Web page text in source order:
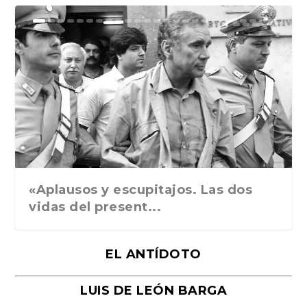
Ground Rules. Alejan...
«Rafael: Poesía subl...
Bienvenidos al circo...
Georges de La Tour. ...
Robert Capa: la hist...
«Aplausos y escupitajos. Las dos
vidas del present...
EL ANTÍDOTO
LUIS DE LEÓN BARGA